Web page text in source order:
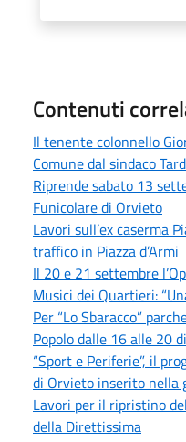
Contenuti
Il tenente colonnello
Comune dal sindaco
Riprende sabato 13
Funicolare di Orvieto
Lavori sull’ex caserma
traffico in Piazza d’Armi
Il 20 e 21 settembre
Musici dei Quartieri:
Per “Lo Sbaracco”
Popolo dalle 16 alle 20
“Sport e Periferie”, il
di Orvieto inserito nella
Lavori per il ripristino
della Direttissima